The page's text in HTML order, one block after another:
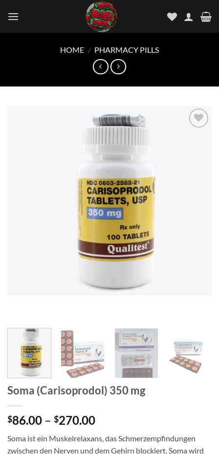
HOME / PHARMACY PILLS
Soma (Carisoprodol) 350 mg
$86.00 – $270.00Price
$86.00
Soma ist ein Muskelrelaxans, das Schmerzempfindungen
zwischen den Nerven und dem Gehirn blockiert. Soma wird